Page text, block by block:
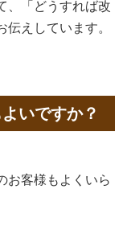
、「どうすれば改
えしています。
いですか？
お客様もよくいら